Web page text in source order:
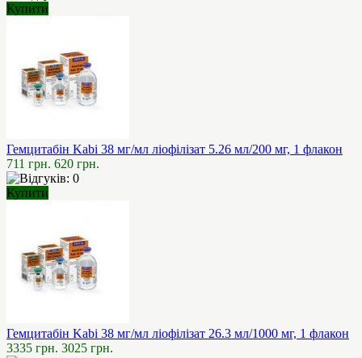
Купити
Гемцитабін Kabi 38 мг/мл ліофілізат 5.26 мл/200 мг, 1 флакон
711 грн. 620 грн.
Купити
Гемцитабін Kabi 38 мг/мл ліофілізат 26.3 мл/1000 мг, 1 флакон
3335 грн. 3025 грн.